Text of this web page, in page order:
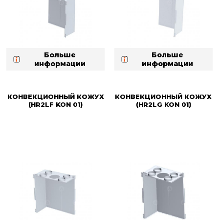
Больше
информации
Больше
информации
КОНВЕКЦИОННЫЙ КОЖУХ
(HR2LF KON 01)
КОНВЕКЦИОННЫЙ КОЖУХ
(HR2LG KON 01)